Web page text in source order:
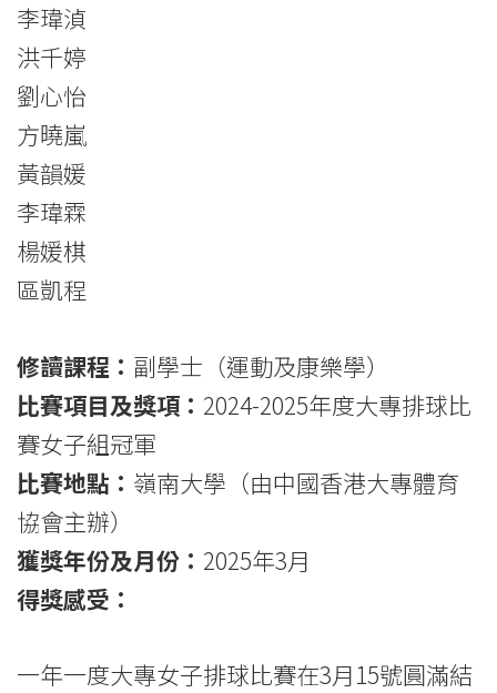
子
組
冠
軍
學
消
息
國
際
學
院
李瑋湞
洪千婷
劉心怡
方曉嵐
黃韻媛
李瑋霖
楊媛棋
區凱程
修讀課程： 副學士（運動及康樂學）
比賽項目及獎項： 2024-2025年度大專排球比
賽女子組冠軍
比賽地點： 嶺南大學（由中國香港大專體育
協會主辦）
獲獎年份及月份： 2025年3月
得獎感受：
一年一度大專女子排球比賽在3月15號圓滿結